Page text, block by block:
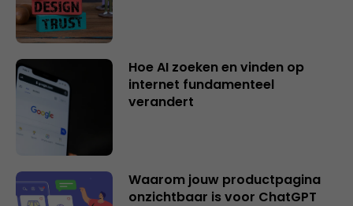
Hoe AI zoeken en vinden op
internet fundamenteel
verandert
Waarom jouw productpagina
onzichtbaar is voor ChatGPT